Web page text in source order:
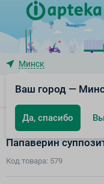
Минск
Ваш город —
Да, спасибо
Для снятия спазма ЖКТ
Папаверин
Код товара: 579